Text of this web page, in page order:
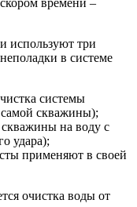
времени –
используют три
в системе
системы
самой скважины);
на воду с
удара);
применяют в своей
очистка воды от